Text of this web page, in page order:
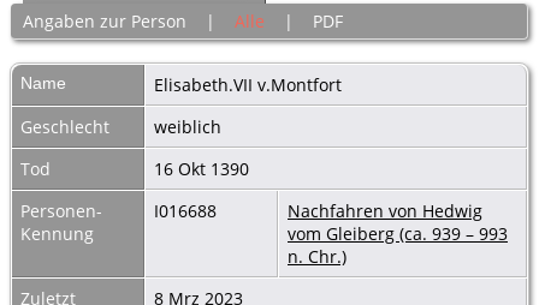
Angaben zur Person | Alle | PDF
Name Elisabeth.VII v.Montfort
Geschlecht
weiblich
Tod
16 Okt 1390
Personen-
Kennung
I016688
Nachfahren von Hedwig
vom Gleiberg (ca. 939 – 993
n. Chr.)
Zuletzt
8 Mrz 2023